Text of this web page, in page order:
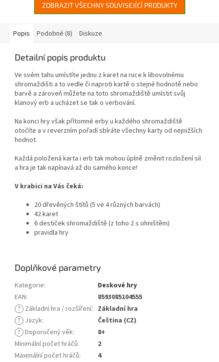
ZOBRAZIT VŠECHNY SOUVISEJÍCÍ PRODUKTY
Popis Podobné (8) Diskuze
Detailní popis produktu
Ve svém tahu umístíte jednu z karet na ruce k libovolnému
shromaždišti a to vedle či naproti kartě o stejné hodnotě nebo
barvě a zároveň můžete na toto shromaždiště umístit svůj
klanový erb a ucházet se tak o verbování.
Na konci hry však přítomné erby u každého shromaždiště
otočíte a v reverzním pořadí sbíráte všechny karty od nejnižších
hodnot.
Každá položená karta i erb tak mohou úplně změnit rozložení sil
a hra je tak napínavá až do samého konce!
V krabici na Vás čeká:
20 dřevěných štítů (5 ve 4 různých barvách)
42 karet
6 destiček shromaždiště (z toho 2 s ohništěm)
pravidla hry
Doplňkové parametry
Kategorie:
Deskové hry
EAN:
8593085104555
? Základní hra / rozšíření: Základní hra
? Jazyk:
Čeština (CZ)
? Doporučený věk:
8+
Minimální počet hráčů:
2
Maximální počet hráčů:
4